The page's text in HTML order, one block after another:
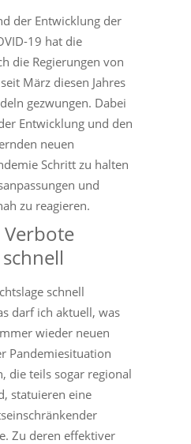
der Entwicklung der
19 hat die
die Regierungen von
März diesen Jahres
gezwungen. Dabei
Entwicklung und den
neuen
Schritt zu halten
und
zu reagieren.
schnell
darf ich aktuell, was
wieder neuen
Pandemiesituation
die teils sogar regional
statuieren eine
Zu deren effektiver